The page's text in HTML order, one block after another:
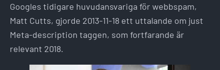
Googles tidigare huvudansvariga för webbspam,
Matt Cutts, gjorde 2013-11-18 ett uttalande om just
Meta-description taggen, som fortfarande är
relevant 2018.